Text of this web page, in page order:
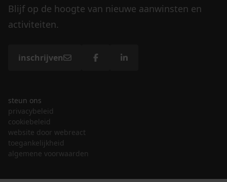
Blijf op de hoogte van nieuwe aanwinsten en
activiteiten.
inschrijven
steun ons
privacybeleid
cookiebeleid
website door webreact
toegankelijkheid
algemene voorwaarden